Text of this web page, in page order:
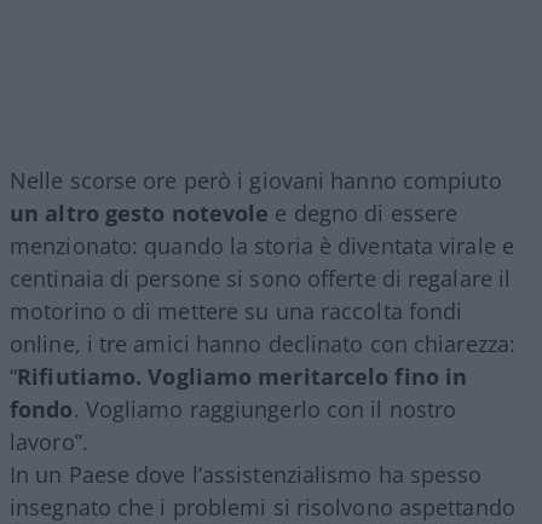
Nelle scorse ore però i giovani hanno compiuto
un altro gesto notevole e degno di essere
menzionato: quando la storia è diventata virale e
centinaia di persone si sono offerte di regalare il
motorino o di mettere su una raccolta fondi
online, i tre amici hanno declinato con chiarezza:
“Rifiutiamo. Vogliamo meritarcelo fino in
fondo. Vogliamo raggiungerlo con il nostro
lavoro”.
In un Paese dove l’assistenzialismo ha spesso
insegnato che i problemi si risolvono aspettando